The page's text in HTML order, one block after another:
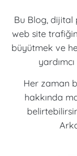
Bu Blog, dijital
web site
büyütmek ve
Her zaman
hakkında